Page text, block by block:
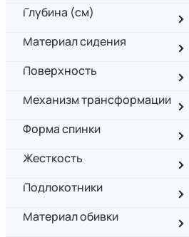
Глубина (см)
Материал сидения
Поверхность
Механизм трансформации
Форма спинки
Жесткость
Подлокотники
Материал обивки